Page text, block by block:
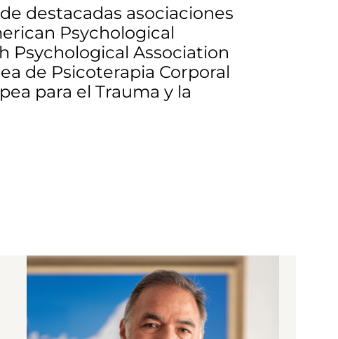
destacadas asociaciones
Psychological
Psychological Association
de Psicoterapia Corporal
para el Trauma y la